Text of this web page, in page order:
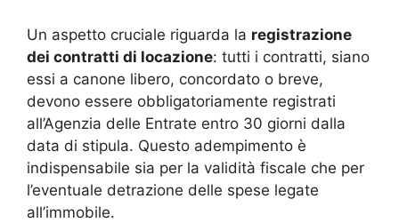
Un aspetto cruciale riguarda la registrazione
dei contratti di locazione: tutti i contratti, siano
essi a canone libero, concordato o breve,
devono essere obbligatoriamente registrati
all’Agenzia delle Entrate entro 30 giorni dalla
data di stipula. Questo adempimento è
indispensabile sia per la validità fiscale che per
l’eventuale detrazione delle spese legate
all’immobile.